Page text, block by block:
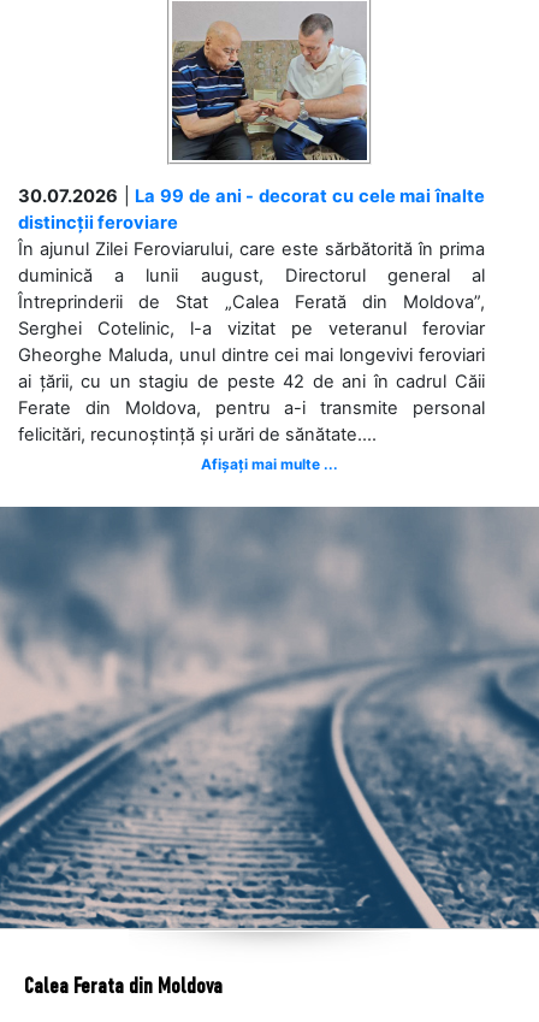
30.07.2026
La 99 de ani - decorat cu cele mai înalte
distincții feroviare
În ajunul Zilei Feroviarului, care este sărbătorită în prima
duminică a lunii august, Directorul general al
Întreprinderii de Stat „Calea Ferată din Moldova”,
Serghei Cotelinic, l-a vizitat pe veteranul feroviar
Gheorghe Maluda, unul dintre cei mai longevivi feroviari
ai țării, cu un stagiu de peste 42 de ani în cadrul Căii
Ferate din Moldova, pentru a-i transmite personal
felicitări, recunoștință și urări de sănătate....
Afișați mai multe ...
Calea Ferata din Moldova